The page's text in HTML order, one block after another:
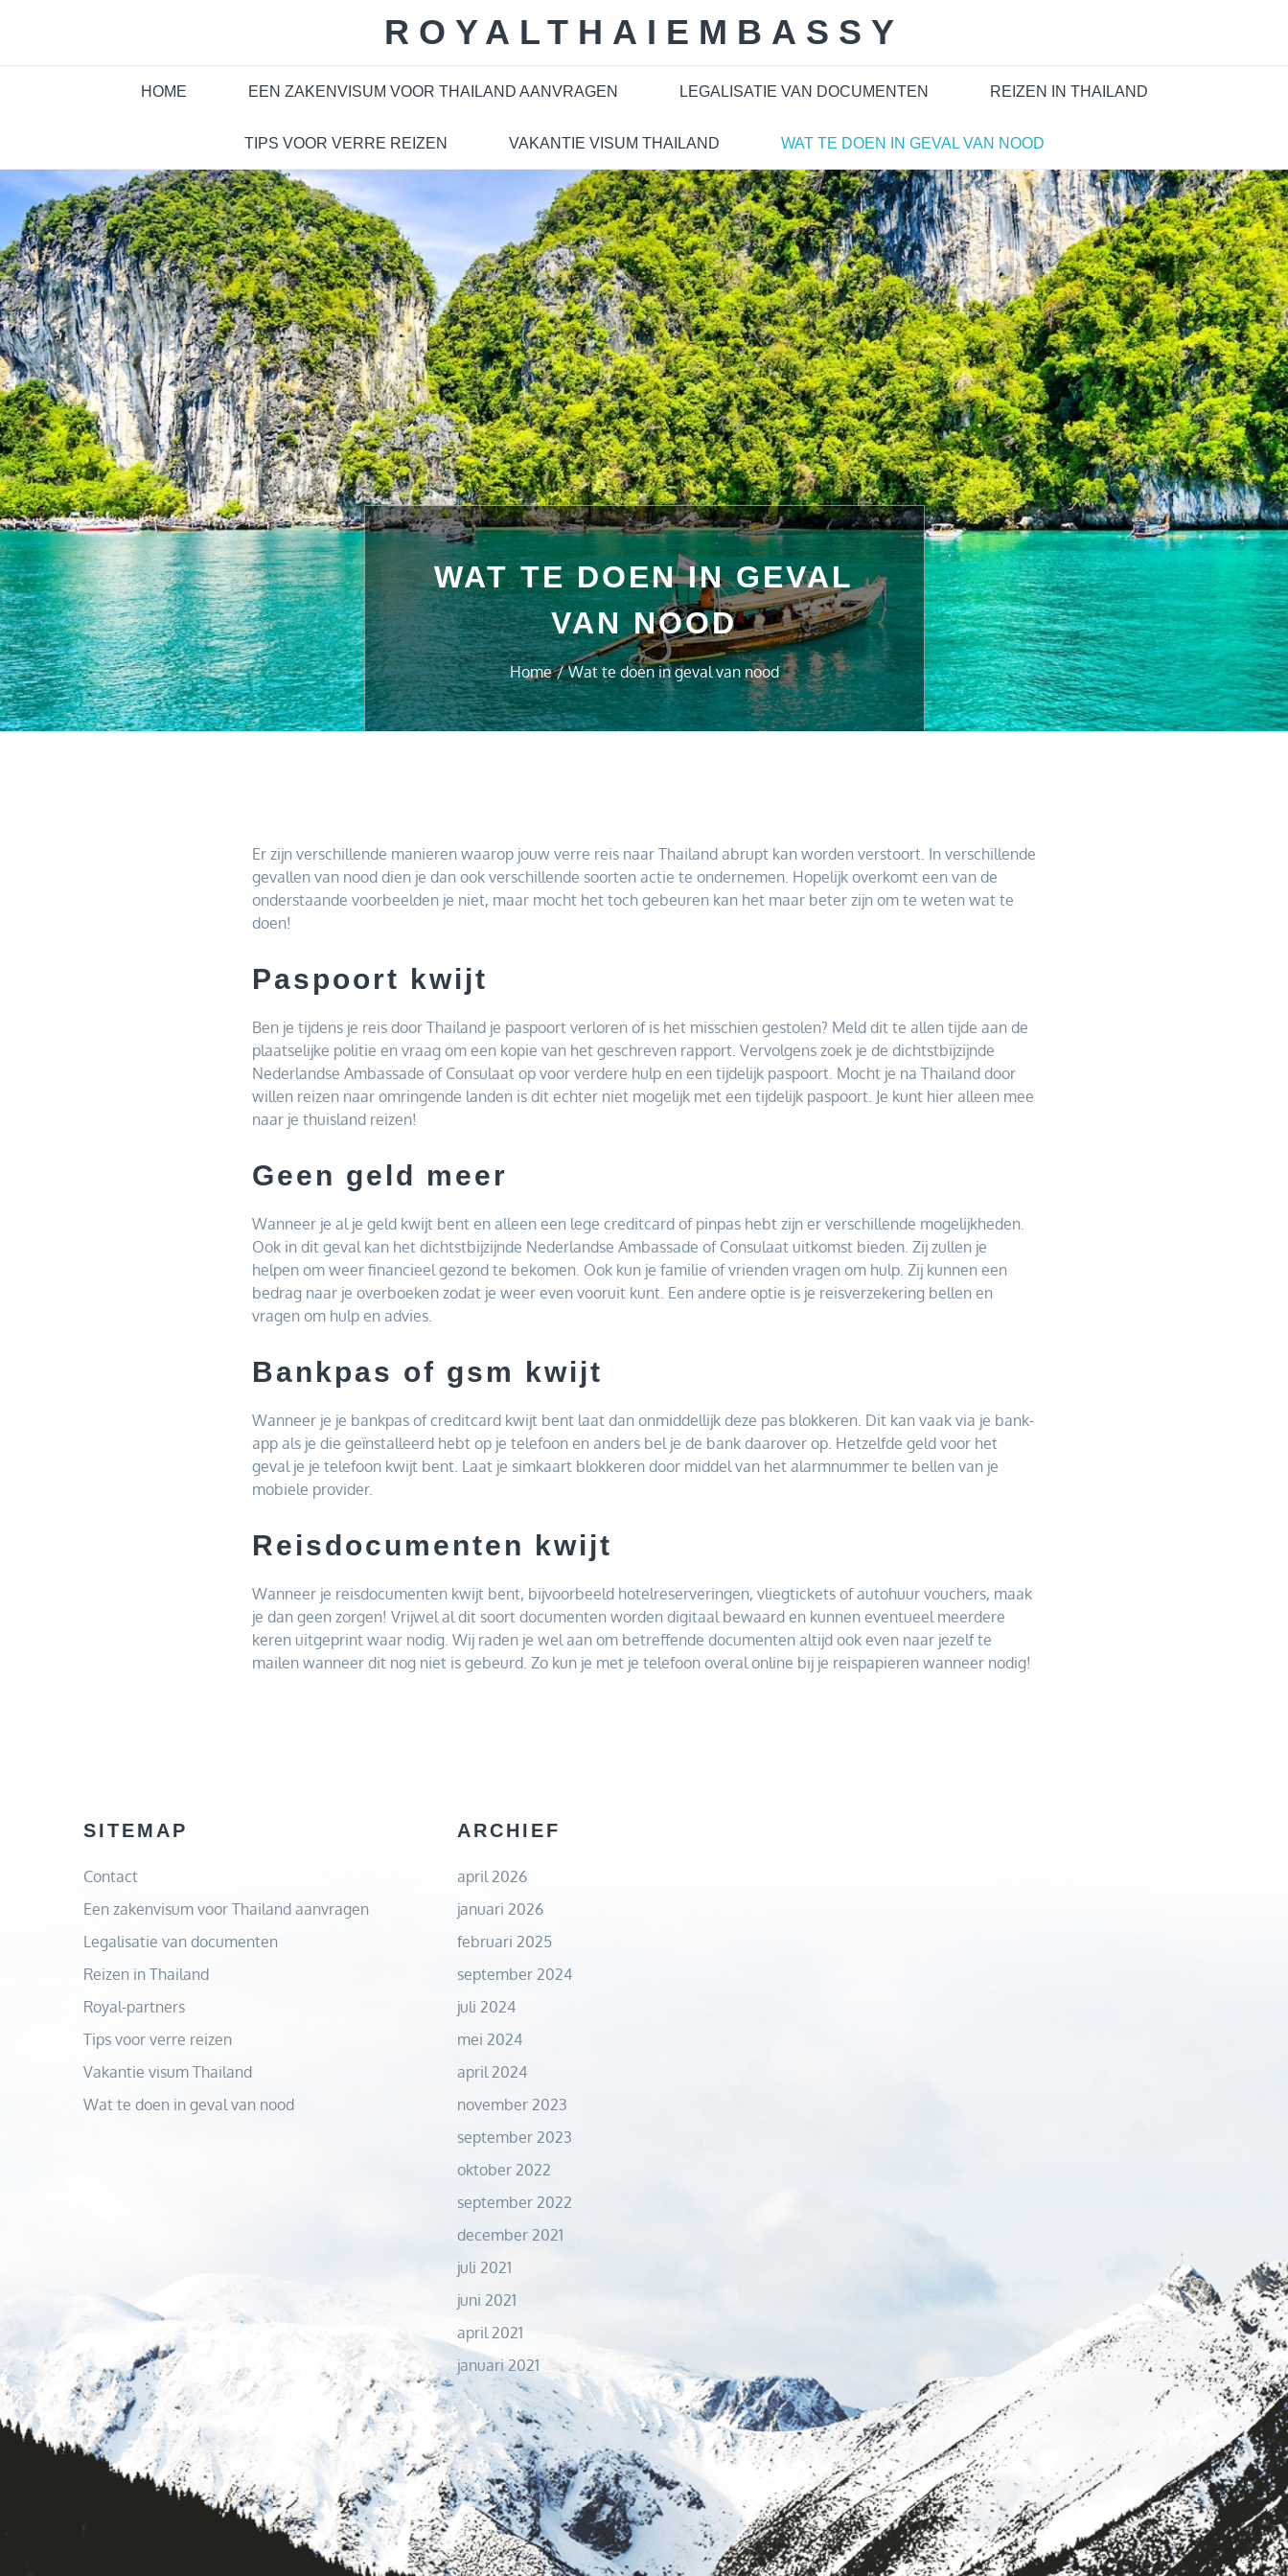
ROYALTHAIEMBASSY
HOME EEN ZAKENVISUM VOOR THAILAND AANVRAGEN LEGALISATIE VAN DOCUMENTEN REIZEN IN THAILAND
TIPS VOOR VERRE REIZEN VAKANTIE VISUM THAILAND WAT TE DOEN IN GEVAL VAN NOOD
WAT TE DOEN IN GEVAL
VAN NOOD
Home Wat te doen in geval van nood
Er zijn verschillende manieren waarop jouw verre reis naar Thailand abrupt kan worden verstoort. In verschillende
gevallen van nood dien je dan ook verschillende soorten actie te ondernemen. Hopelijk overkomt een van de
onderstaande voorbeelden je niet, maar mocht het toch gebeuren kan het maar beter zijn om te weten wat te
doen!
Paspoort kwijt
Ben je tijdens je reis door Thailand je paspoort verloren of is het misschien gestolen? Meld dit te allen tijde aan de
plaatselijke politie en vraag om een kopie van het geschreven rapport. Vervolgens zoek je de dichtstbijzijnde
Nederlandse Ambassade of Consulaat op voor verdere hulp en een tijdelijk paspoort. Mocht je na Thailand door
willen reizen naar omringende landen is dit echter niet mogelijk met een tijdelijk paspoort. Je kunt hier alleen mee
naar je thuisland reizen!
Geen geld meer
Wanneer je al je geld kwijt bent en alleen een lege creditcard of pinpas hebt zijn er verschillende mogelijkheden.
Ook in dit geval kan het dichtstbijzijnde Nederlandse Ambassade of Consulaat uitkomst bieden. Zij zullen je
helpen om weer financieel gezond te bekomen. Ook kun je familie of vrienden vragen om hulp. Zij kunnen een
bedrag naar je overboeken zodat je weer even vooruit kunt. Een andere optie is je reisverzekering bellen en
vragen om hulp en advies.
Bankpas of gsm kwijt
Wanneer je je bankpas of creditcard kwijt bent laat dan onmiddellijk deze pas blokkeren. Dit kan vaak via je bank-
app als je die geïnstalleerd hebt op je telefoon en anders bel je de bank daarover op. Hetzelfde geld voor het
geval je je telefoon kwijt bent. Laat je simkaart blokkeren door middel van het alarmnummer te bellen van je
mobiele provider.
Reisdocumenten kwijt
Wanneer je reisdocumenten kwijt bent, bijvoorbeeld hotelreserveringen, vliegtickets of autohuur vouchers, maak
je dan geen zorgen! Vrijwel al dit soort documenten worden digitaal bewaard en kunnen eventueel meerdere
keren uitgeprint waar nodig. Wij raden je wel aan om betreffende documenten altijd ook even naar jezelf te
mailen wanneer dit nog niet is gebeurd. Zo kun je met je telefoon overal online bij je reispapieren wanneer nodig!
SITEMAP
Contact
Een zakenvisum voor Thailand aanvragen
Legalisatie van documenten
Reizen in Thailand
Royal-partners
Tips voor verre reizen
Vakantie visum Thailand
Wat te doen in geval van nood
ARCHIEF
april 2026
januari 2026
februari 2025
september 2024
juli 2024
mei 2024
april 2024
november 2023
september 2023
oktober 2022
september 2022
december 2021
juli 2021
juni 2021
april 2021
januari 2021